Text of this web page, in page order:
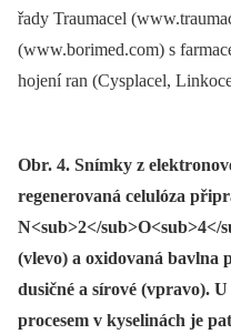
řady Traumacel
(www.borimed.com) s
hojení ran (Cysplacel,
Obr. 4. Snímky z
regenerovaná celulóza
N<sub>2</sub>O<sub>4</
(vlevo) a oxidovaná bavlna
dusičné a sírové (vpravo).
procesem v kyselinách je